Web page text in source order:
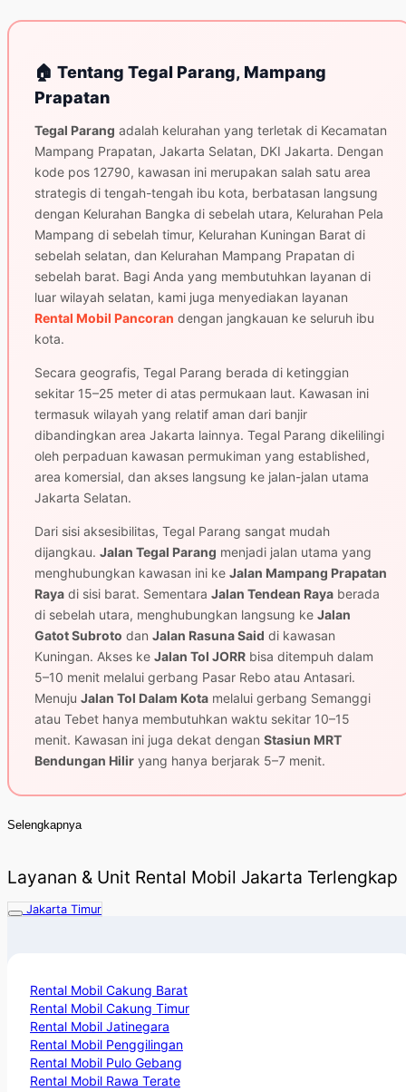
🏠 Tentang Tegal Parang, Mampang
Prapatan
Tegal Parang adalah kelurahan yang terletak di Kecamatan
Mampang Prapatan, Jakarta Selatan, DKI Jakarta. Dengan
kode pos 12790, kawasan ini merupakan salah satu area
strategis di tengah-tengah ibu kota, berbatasan langsung
dengan Kelurahan Bangka di sebelah utara, Kelurahan Pela
Mampang di sebelah timur, Kelurahan Kuningan Barat di
sebelah selatan, dan Kelurahan Mampang Prapatan di
sebelah barat. Bagi Anda yang membutuhkan layanan di
luar wilayah selatan, kami juga menyediakan layanan
Rental Mobil Pancoran dengan jangkauan ke seluruh ibu
kota.
Secara geografis, Tegal Parang berada di ketinggian
sekitar 15–25 meter di atas permukaan laut. Kawasan ini
termasuk wilayah yang relatif aman dari banjir
dibandingkan area Jakarta lainnya. Tegal Parang dikelilingi
oleh perpaduan kawasan permukiman yang established,
area komersial, dan akses langsung ke jalan-jalan utama
Jakarta Selatan.
Dari sisi aksesibilitas, Tegal Parang sangat mudah
dijangkau. Jalan Tegal Parang menjadi jalan utama yang
menghubungkan kawasan ini ke Jalan Mampang Prapatan
Rayadi sisi barat. Sementara Jalan Tendean Rayaberada
di sebelah utara, menghubungkan langsung ke Jalan
Gatot Subroto dan Jalan Rasuna Said di kawasan
Kuningan. Akses ke Jalan Tol JORRbisa ditempuh dalam
5–10 menit melalui gerbang Pasar Rebo atau Antasari.
Menuju Jalan Tol Dalam Kotamelalui gerbang Semanggi
atau Tebet hanya membutuhkan waktu sekitar 10–15
menit. Kawasan ini juga dekat dengan Stasiun MRT
Bendungan Hiliryang hanya berjarak 5–7 menit.
Selengkapnya
Layanan & Unit Rental Mobil Jakarta Terlengkap
Jakarta Timur
Rental Mobil Cakung Barat
Rental Mobil Cakung Timur
Rental Mobil Jatinegara
Rental Mobil Penggilingan
Rental Mobil Pulo Gebang
Rental Mobil Rawa Terate